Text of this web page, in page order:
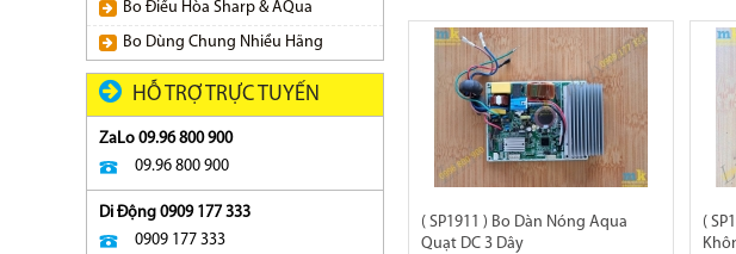
Bo Điều Hòa Sharp & AQua
Bo Dùng Chung Nhiều Hãng
HỖ TRỢ TRỰC TUYẾN
ZaLo 09.96 800 900
09.96 800 900
Di Động 0909 177 333
0909 177 333
( SP1911 ) Bo Dàn Nóng Aqua
Quạt DC 3 Dây
(